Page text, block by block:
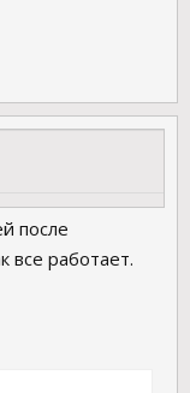
после
все работает.